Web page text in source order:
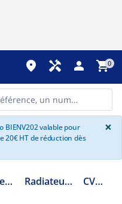
place handyman person shopping_cart0
BIENV202 valable pour
20€ HT de réduction dès
×
Emetteur eau chaude Radiateur panneau acier CV222002300